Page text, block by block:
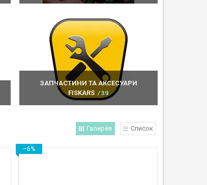
ЗАПЧАСТИНИ ТА АКСЕСУАРИ
FISKARS
39
Галерея Список
–6%